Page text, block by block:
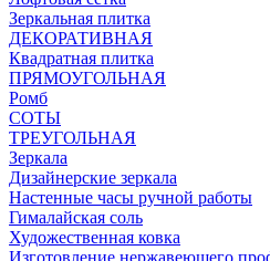
Зеркальная плитка
ДЕКОРАТИВНАЯ
Квадратная плитка
ПРЯМОУГОЛЬНАЯ
Ромб
СОТЫ
ТРЕУГОЛЬНАЯ
Зеркала
Дизайнерские зеркала
Настенные часы ручной работы
Гималайская соль
Художественная ковка
Изготовление нержавеющего